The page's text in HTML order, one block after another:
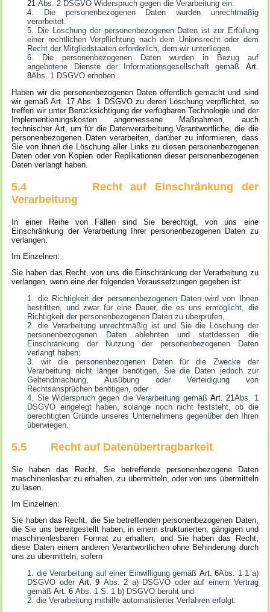
21 Abs. 2 DSGVO Widerspruch gegen die Verarbeitung ein.
Die personenbezogenen Daten wurden unrechtmäßig
verarbeitet.
Die Löschung der personenbezogenen Daten ist zur Erfüllung
einer rechtlichen Verpflichtung nach dem Unionsrecht oder dem
Recht der Mitgliedstaaten erforderlich, dem wir unterliegen.
Die personenbezogenen Daten wurden in Bezug auf
angebotene Dienste der Informationsgesellschaft gemäß Art.
8Abs. 1 DSGVO erhoben.
Haben wir die personenbezogenen Daten öffentlich gemacht und sind
wir gemäß Art. 17 Abs. 1 DSGVO zu deren Löschung verpflichtet, so
treffen wir unter Berücksichtigung der verfügbaren Technologie und der
Implementierungskosten angemessene Maßnahmen, auch
technischer Art, um für die Datenverarbeitung Verantwortliche, die die
personenbezogenen Daten verarbeiten, darüber zu informieren, dass
Sie von ihnen die Löschung aller Links zu diesen personenbezogenen
Daten oder von Kopien oder Replikationen dieser personenbezogenen
Daten verlangt haben.
5.4 Recht auf Einschränkung der
Verarbeitung
In einer Reihe von Fällen sind Sie berechtigt, von uns eine
Einschränkung der Verarbeitung Ihrer personenbezogenen Daten zu
verlangen.
Im Einzelnen:
Sie haben das Recht, von uns die Einschränkung der Verarbeitung zu
verlangen, wenn eine der folgenden Voraussetzungen gegeben ist:
die Richtigkeit der personenbezogenen Daten wird von Ihnen
bestritten, und zwar für eine Dauer, die es uns ermöglicht, die
Richtigkeit der personenbezogenen Daten zu überprüfen,
die Verarbeitung unrechtmäßig ist und Sie die Löschung der
personenbezogenen Daten ablehnten und stattdessen die
Einschränkung der Nutzung der personenbezogenen Daten
verlangt haben;
wir die personenbezogenen Daten für die Zwecke der
Verarbeitung nicht länger benötigen, Sie die Daten jedoch zur
Geltendmachung, Ausübung oder Verteidigung von
Rechtsansprüchen benötigen, oder
Sie Widerspruch gegen die Verarbeitung gemäß Art. 21Abs. 1
DSGVO eingelegt haben, solange noch nicht feststeht, ob die
berechtigten Gründe unseres Unternehmens gegenüber den Ihren
überwiegen.
5.5 Recht auf Datenübertragbarkeit
Sie haben das Recht, Sie betreffende personenbezogene Daten
maschinenlesbar zu erhalten, zu übermitteln, oder von uns übermitteln
zu lasen.
Im Einzelnen:
Sie haben das Recht, die Sie betreffenden personenbezogenen Daten,
die Sie uns bereitgestellt haben, in einem strukturierten, gängigen und
maschinenlesbaren Format zu erhalten, und Sie haben das Recht,
diese Daten einem anderen Verantwortlichen ohne Behinderung durch
uns zu übermitteln, sofern
die Verarbeitung auf einer Einwilligung gemäß Art. 6Abs. 1 1 a)
DSGVO oder Art. 9 Abs. 2 a) DSGVO oder auf einem Vertrag
gemäßArt. 6 Abs. 1 S. 1 b) DSGVO beruht und
die Verarbeitung mithilfe automatisierter Verfahren erfolgt.